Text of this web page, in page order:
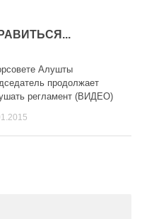
Алушты
продолжает
регламент (ВИДЕО)